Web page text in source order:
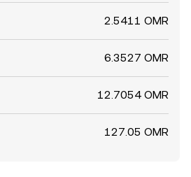
2.5411 OMR
6.3527 OMR
12.7054 OMR
127.05 OMR